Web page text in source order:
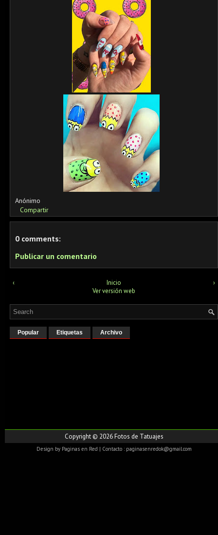
Anónimo
Compartir
0 comments:
Publicar un comentario
‹ ›
Inicio
Ver versión web
Popular Etiquetas Archivo
Copyright © 2026Fotos de Tatuajes
Design by Paginas en Red | Contacto : paginasenredok@gmail.com